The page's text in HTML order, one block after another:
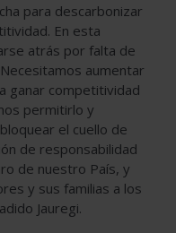
para descarbonizar
En esta
atrás por falta de
aumentar
ganar competitividad
permitirlo y
el cuello de
de responsabilidad
de nuestro País, y
y sus familias a los
Jauregi.